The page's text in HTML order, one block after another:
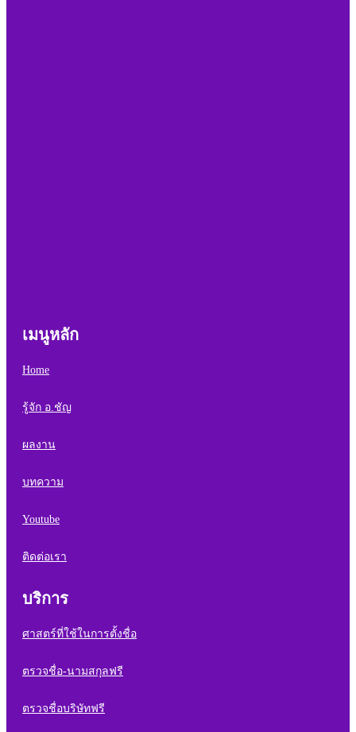
เมนูหลัก
Home
รู้จัก อ.ชัญ
ผลงาน
บทความ
Youtube
ติดต่อเรา
บริการ
ศาสตร์ที่ใช้ในการตั้งชื่อ
ตรวจชื่อ-นามสกุลฟรี
ตรวจชื่อบริษัทฟรี